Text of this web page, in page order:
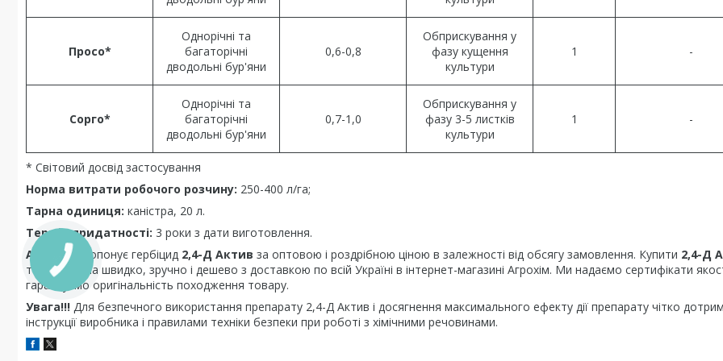
Просо*
Однорічні та
багаторічні
дводольні бур'яни
0,6-0,8
Обприскування у
фазу кущення
культури
1 -
Сорго*
Однорічні та
багаторічні
дводольні бур'яни
0,7-1,0
Обприскування у
фазу 3-5 листків
культури
1 -
* Світовий досвід застосування
Норма витрати робочого розчину: 250-400 л/га;
Тарна одиниця: каністра, 20 л.
Термін придатності: 3 роки з дати виготовлення.
Агрохім
пропонує гербіцид 2,4-Д Актив за оптовою і роздрібною ціною в залежності від обсягу замовлення. Купити 2,4-Д
тепер можна швидко, зручно і дешево з доставкою по всій Україні в інтернет-магазині Агрохім. Ми надаємо сертифікати
гарантуємо оригінальність походження товару.
Увага!!! Для безпечного використання препарату 2,4-Д Актив і досягнення максимального ефекту дії препарату чітко
інструкції виробника і правилами техніки безпеки при роботі з хімічними речовинами.